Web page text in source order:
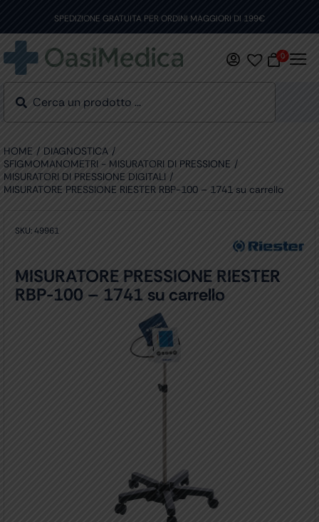
content
SPEDIZIONE GRATUITA PER ORDINI MAGGIORI DI 199€
0
HOME
DIAGNOSTICA
SFIGMOMANOMETRI - MISURATORI DI PRESSIONE
MISURATORI DI PRESSIONE DIGITALI
MISURATORE PRESSIONE RIESTER RBP-100 – 1741 su carrello
SKU:49961
MISURATORE PRESSIONE RIESTER
RBP-100 – 1741 su carrello